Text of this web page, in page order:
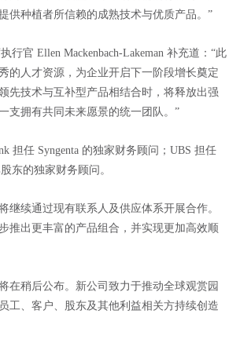
供种植者所信赖的成熟技术与优质产品。”
行官 Ellen Mackenbach-Lakeman 补充道：“此
的人才资源，为企业开启下一阶段增长奠定
先技术与互补型产品相结合时，将释放出强
支拥有共同未来愿景的统一团队。”
担任 Syngenta 的独家财务顾问；UBS 担任
东的独家财务顾问。
继续通过现有联系人及供应体系开展合作。
推出更丰富的产品组合，并实现更加高效顺
在稍后公布。新公司致力于推动全球观赏园
工、客户、股东及其他利益相关方持续创造